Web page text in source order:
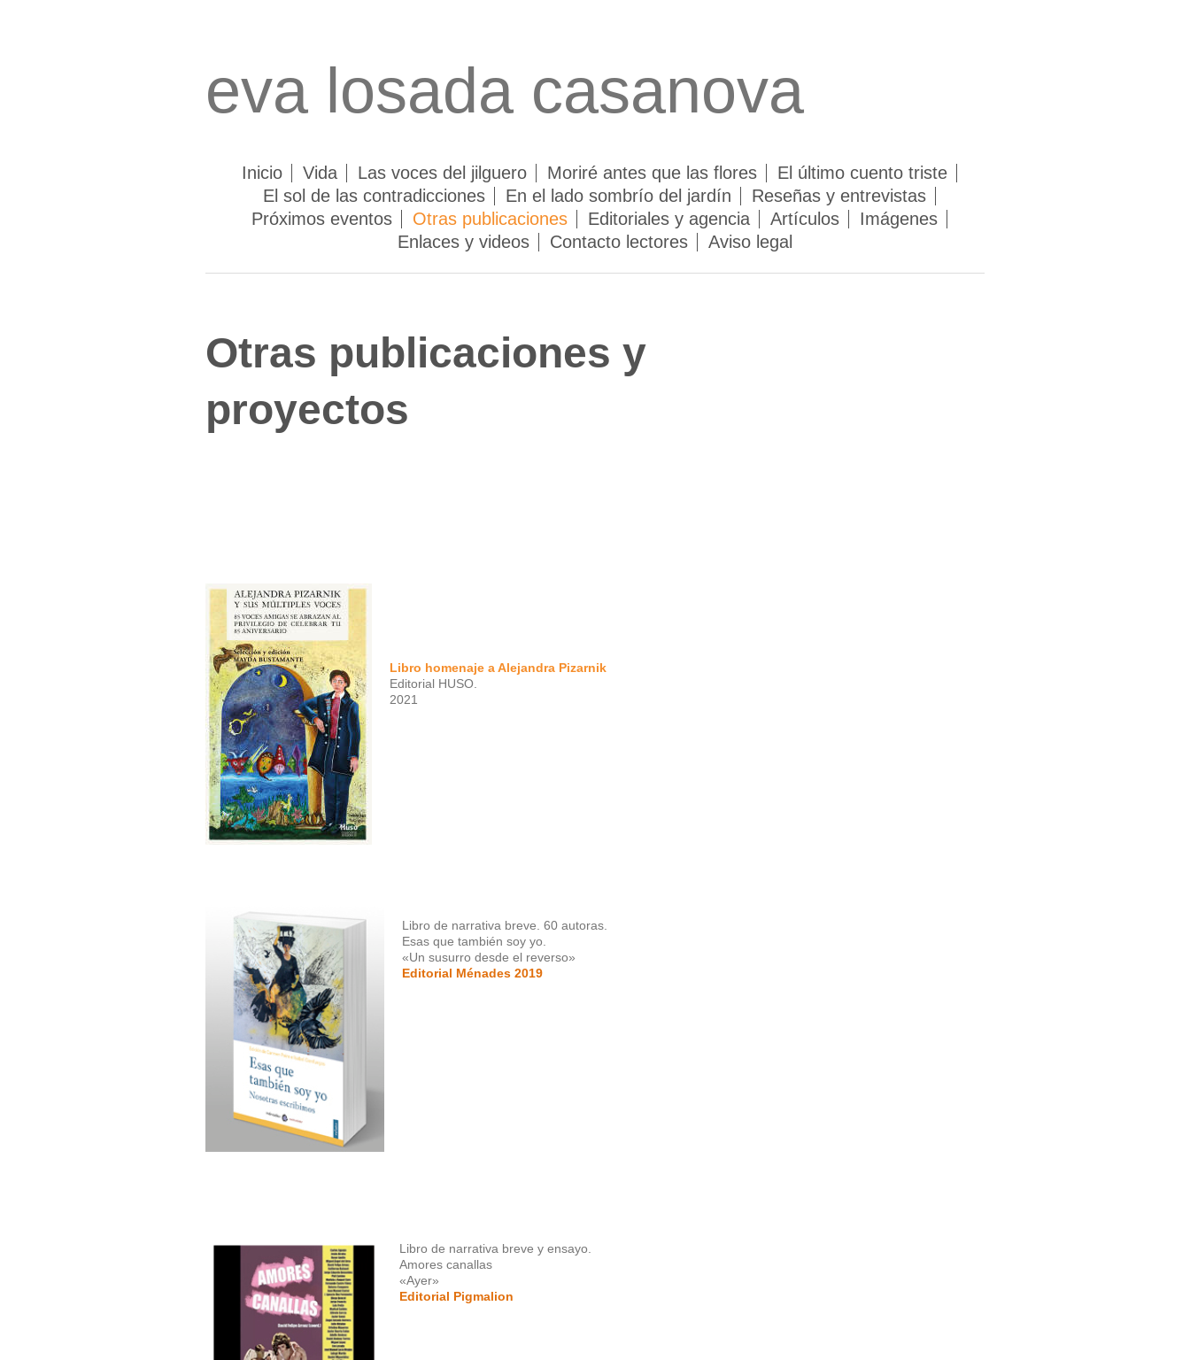
eva losada casanova
Inicio Vida Las voces del jilguero Moriré antes que las flores
El último cuento triste
El sol de las contradicciones
En el lado sombrío del jardín
Reseñas y entrevistas
Próximos eventos
Otras publicaciones Editoriales y agencia Artículos
Imágenes
Enlaces y videos
Contacto lectores Aviso legal
Otras publicaciones y
proyectos
Libro homenaje a Alejandra Pizarnik
Editorial HUSO.
2021
Libro de narrativa breve. 60 autoras.
Esas que también soy yo.
«Un susurro desde el reverso»
Editorial Ménades 2019
Libro de narrativa breve y ensayo.
Amores canallas
«Ayer»
Editorial Pigmalion